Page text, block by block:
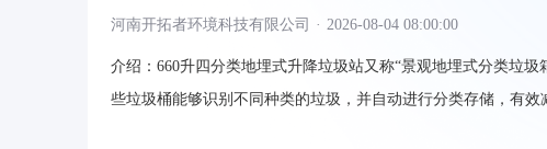
河南开拓者环境科技有限公司 · 2026-08-04 08:00:00
介绍： 660升四分类地埋式升降垃圾站又称“景观地埋式分类垃
些垃圾桶能够识别不同种类的垃圾，并自动进行分类存储，有